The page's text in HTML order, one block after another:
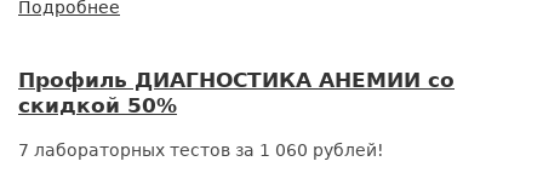
Подробнее
РЕБЕНКА
в
сад,
Профиль ДИАГНОСТИКА АНЕМИИ со
скидкой 50%
7 лабораторных тестов за 1 060 рублей!